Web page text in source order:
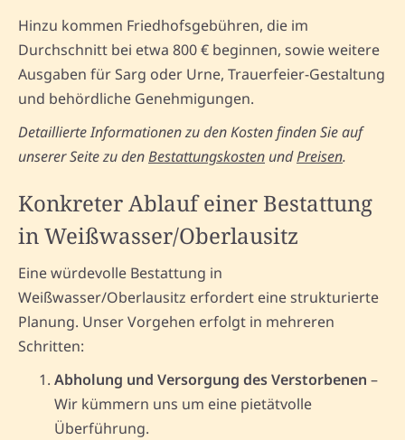
Hinzu kommen Friedhofsgebühren, die im
Durchschnitt bei etwa 800 € beginnen, sowie weitere
Ausgaben für Sarg oder Urne, Trauerfeier-Gestaltung
und behördliche Genehmigungen.
Detaillierte Informationen zu den Kosten finden Sie auf
unserer Seite zu denBestattungskosten undPreisen.
Konkreter Ablauf einer Bestattung
in Weißwasser/Oberlausitz
Eine würdevolle Bestattung in
Weißwasser/Oberlausitz erfordert eine strukturierte
Planung. Unser Vorgehen erfolgt in mehreren
Schritten:
Abholung und Versorgung des Verstorbenen –
Wir kümmern uns um eine pietätvolle
Überführung.